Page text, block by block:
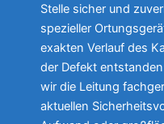
Stelle sicher und
spezieller
exakten Verlauf des
der Defekt
wir die Leitung
aktuellen